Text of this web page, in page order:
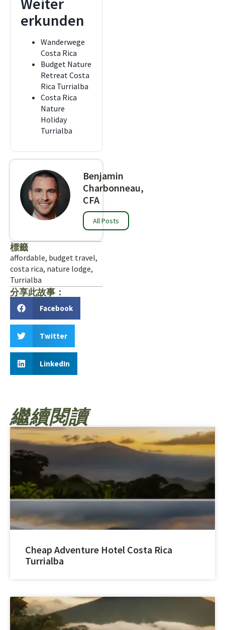
erkunden
Wanderwege
Costa Rica
Budget Nature
Retreat Costa
Rica Turrialba
Costa Rica
Nature
Holiday
Turrialba
Benjamin
Charbonneau,
CFA
All Posts
標籤
affordable, budget travel,
costa rica, nature lodge,
Turrialba
分享此故事：
Facebook
Twitter
LinkedIn
繼續閱讀
Cheap Adventure Hotel Costa Rica
Turrialba